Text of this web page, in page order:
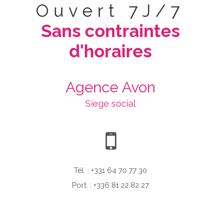
Ouvert 7J/7
Sans contraintes
d'horaires
Agence Avon
Siege social
Tél. : +331 64 70 77 30
Port. : +336 81 22 82 27